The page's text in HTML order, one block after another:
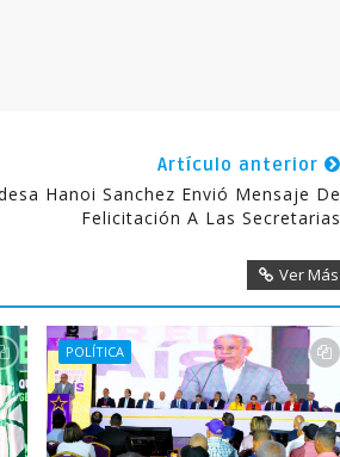
Artículo anterior
Hanoi Sanchez Envió Mensaje De
Felicitación A Las Secretarias
Ver Más
POLÍTICA